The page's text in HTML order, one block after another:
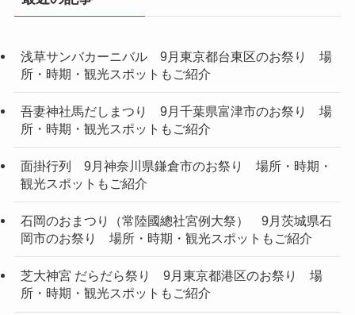
浅草サンバカーニバル 9月東京都台東区のお祭り 場
所・時期・観光スポットもご紹介
吾妻神社馬だしまつり 9月千葉県富津市のお祭り 場
所・時期・観光スポットもご紹介
面掛行列 9月神奈川県鎌倉市のお祭り 場所・時期・
観光スポットもご紹介
石岡のおまつり（常陸國總社宮例大祭） 9月茨城県石
岡市のお祭り 場所・時期・観光スポットもご紹介
芝大神宮 だらだら祭り 9月東京都港区のお祭り 場
所・時期・観光スポットもご紹介